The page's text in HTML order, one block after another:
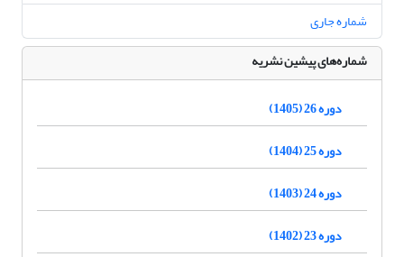
شماره جاری
شماره‌های پیشین نشریه
دوره 26 (1405)
دوره 25 (1404)
دوره 24 (1403)
دوره 23 (1402)